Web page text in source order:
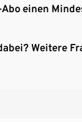
einen
Weitere